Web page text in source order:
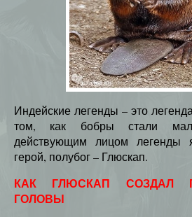
Индейские легенды – это
том, как бобры стали
действующим лицом легенды
герой, полубог – Глюскап.
КАК ГЛЮСКАП СОЗДАЛ
ГОЛОВЫ